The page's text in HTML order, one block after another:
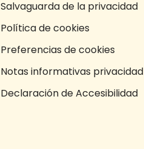
Salvaguarda de la privacidad
Política de cookies
Preferencias de cookies
Notas informativas privacidad
Declaración de Accesibilidad